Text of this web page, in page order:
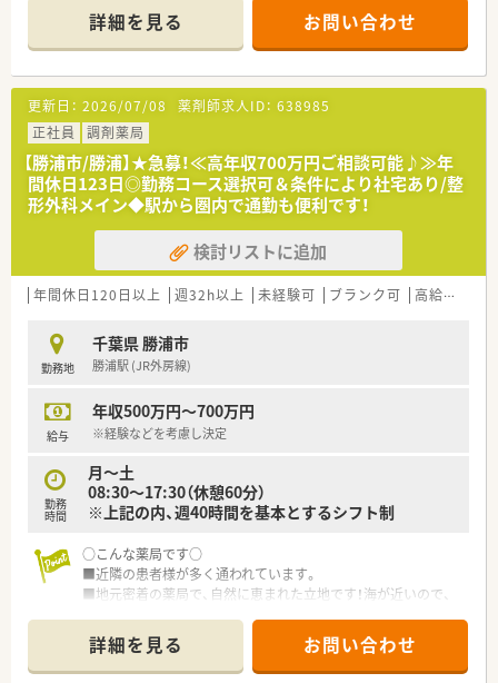
頑張り次第で高給与も可能！
■経験や勤務コースによりますが、経験の少ない方でも500万前
半スタートと業界TOP水準！
■職種や職域に合わせ、豊富な社内研修や外部組織と連携した研
修を用意されています
■薬剤師が中心の会社だからこそ活躍できるキャリアパスが多
種多様に用意されています。
■店舗拡大に伴い、エリアマネジャーや営業部長等のマネジメン
トのポジションも増えます。
■在宅や教育等の専門性を活かせるスペシャリストを目指すこ
とも可能です。
■その他にも、管理部門や商品部門等の本社スタッフなど活動領
域は多種多様です。
■在宅実施店舗は年々増加しており、在宅医療へもしっかりと関
わる事ができます。
時短勤務ができるよう変更予定です。
■年間休日が120日とワークライフバランスが整っています
■日用品から常備薬まで、従業員割引制度など嬉しいメリットも
詳細を見る お問い合わせ
更新日： 2026/07/08 薬剤師求人ID： 638985
正社員
調剤薬局
【勝浦市/勝浦】★急募！≪高年収700万円ご相談可能♪≫年
間休日123日◎勤務コース選択可＆条件により社宅あり/整
形外科メイン◆駅から圏内で通勤も便利です！
検討リストに追加
年間休日120日以上 週32h以上 未経験可 ブランク可 高給与(600万円以上)
勤務地
千葉県 勝浦市
勝浦駅 (JR外房線)
給与
年収500万円～700万円
※経験などを考慮し決定
勤務
時間
月～土
08:30～17:30（休憩60分）
※上記の内、週40時間を基本とするシフト制
○こんな薬局です○
■近隣の患者様が多く通われています。
■地元密着の薬局で、自然に恵まれた立地です！海が近いので、
すので、転居を伴う方も安心！
■定期的に勉強会を開催しています。
詳細を見る お問い合わせ